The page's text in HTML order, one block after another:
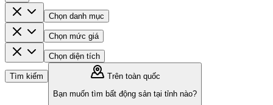
Chọn danh mục
Chọn mức giá
Chọn diện tích
Tìm kiếm
Trên toàn quốc
Bạn muốn tìm bất động sản tại tỉnh nào?